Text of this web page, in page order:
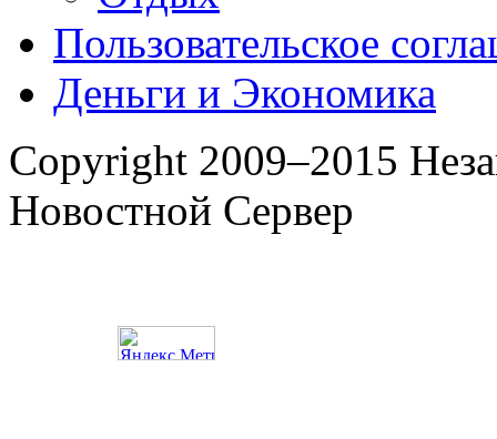
Пользовательское
Деньги и Экономика
Copyright 2009–2015
Новостной Сервер